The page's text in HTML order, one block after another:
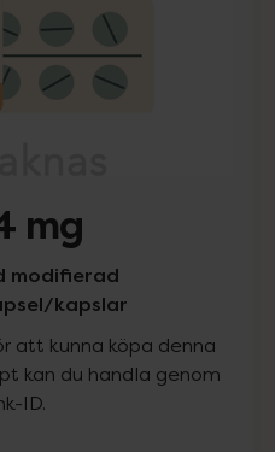
mg
modifierad
kapslar
att kunna köpa denna
kan du handla genom
ID.